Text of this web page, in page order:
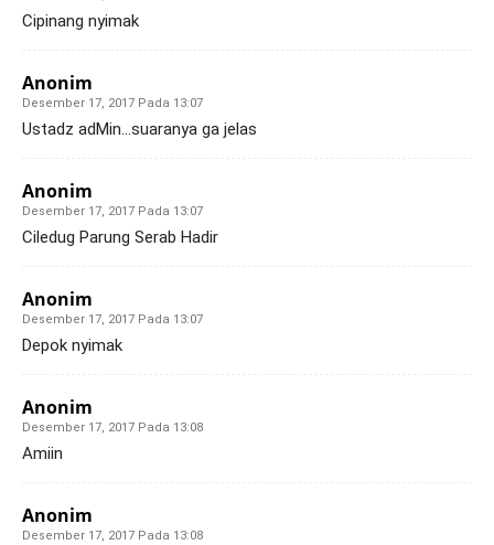
Cipinang nyimak
Anonim
Desember 17, 2017 Pada 13:07
Ustadz adMin…suaranya ga jelas
Anonim
Desember 17, 2017 Pada 13:07
Ciledug Parung Serab Hadir
Anonim
Desember 17, 2017 Pada 13:07
Depok nyimak
Anonim
Desember 17, 2017 Pada 13:08
Amiin
Anonim
Desember 17, 2017 Pada 13:08